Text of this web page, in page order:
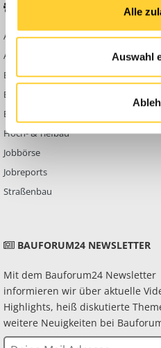
Alle
Auswahl
Abbruch
Ausbildung & Beruf
Bau Allgemein
Baumaschinen
Berg- & Tagebau
Hoch- & Tiefbau
Jobbörse
Jobreports
Straßenbau
BAUFORUM24 NEWSLETTER
Mit dem Bauforum24 Newsletter
informieren wir über aktuelle
Highlights, heiß diskutierte
weitere Neuigkeiten bei